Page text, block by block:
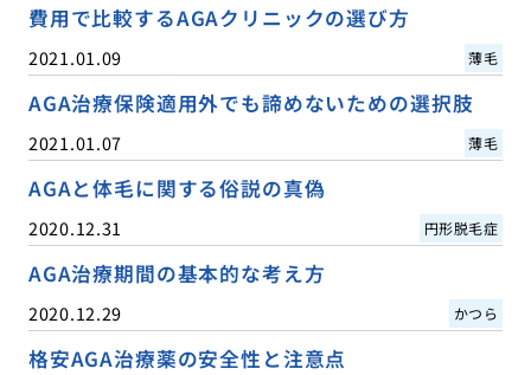
費用で比較するAGAクリニックの選び方
2021.01.09 薄毛
AGA治療保険適用外でも諦めないための選択肢
2021.01.07 薄毛
AGAと体毛に関する俗説の真偽
2020.12.31 円形脱毛症
AGA治療期間の基本的な考え方
2020.12.29 かつら
格安AGA治療薬の安全性と注意点